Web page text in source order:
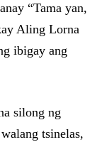
“Tama yan,
Aling Lorna
ibigay ang
silong ng
tsinelas,